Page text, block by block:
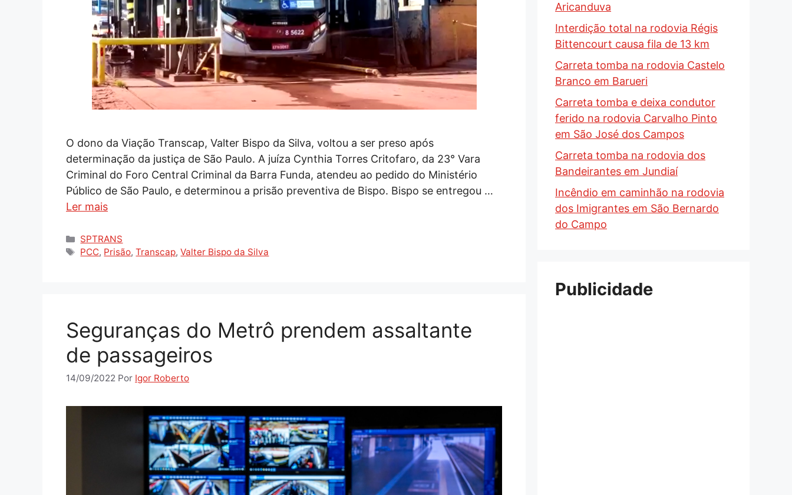
O dono da Viação Transcap, Valter Bispo da Silva, voltou a ser preso após
determinação da justiça de São Paulo. A juíza Cynthia Torres Critofaro, da 23° Vara
Criminal do Foro Central Criminal da Barra Funda, atendeu ao pedido do Ministério
Público de São Paulo, e determinou a prisão preventiva de Bispo. Bispo se entregou …
Ler mais
Categorias
SPTRANS
Tags
PCC, Prisão,Transcap,Valter Bispo da Silva
Seguranças do Metrô prendem assaltante
de passageiros
14/09/2022 Por Igor Roberto
Aricanduva
Interdição total na rodovia Régis
Bittencourt causa fila de 13 km
Carreta tomba na rodovia Castelo
Branco em Barueri
Carreta tomba e deixa condutor
ferido na rodovia Carvalho Pinto
em São José dos Campos
Carreta tomba na rodovia dos
Bandeirantes em Jundiaí
Incêndio em caminhão na rodovia
dos Imigrantes em São Bernardo
do Campo
Publicidade